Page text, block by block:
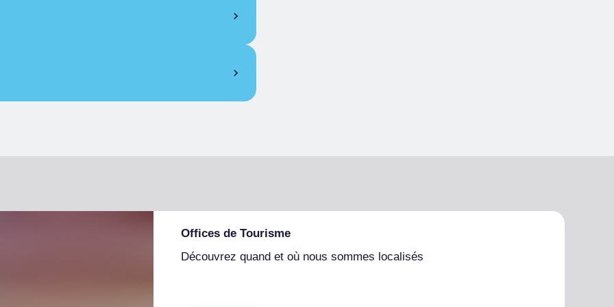
Offices de Tourisme
Découvrez quand et où nous sommes localisés